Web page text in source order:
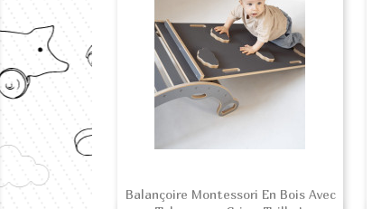
Balançoire Montessori En Bois Avec